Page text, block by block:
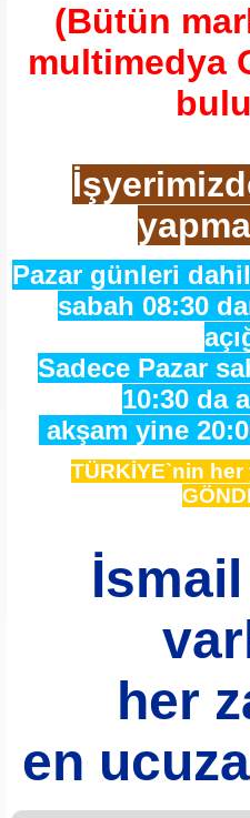
(Bütün
multimedya
Pazar günleri
sabah 08:30
Sadece Pazar
10:30 da
akşam yine
TÜRKİYE`nin
her
en ucuza